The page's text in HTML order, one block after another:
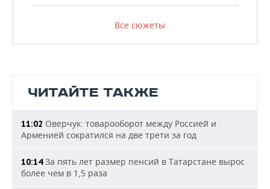
Все сюжеты
ЧИТАЙТЕ ТАКЖЕ
11:02 Оверчук: товарооборот между Россией и
Арменией сократился на две трети за год
10:14За пять лет размер пенсий в Татарстане вырос
более чем в 1,5 раза